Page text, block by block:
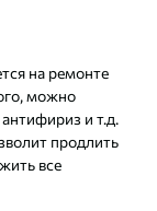
на ремонте
можно
и т.д.
продлить
все